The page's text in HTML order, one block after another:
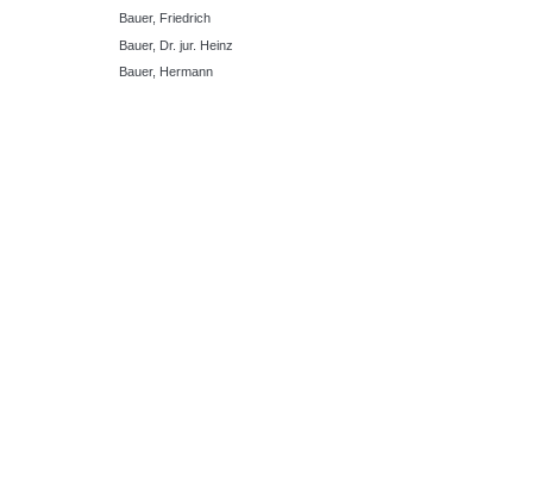
Bauer, Friedrich
Bauer, Dr. jur. Heinz
Bauer, Hermann